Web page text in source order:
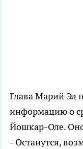
Глава Марий Эл
информацию о
Йошкар-Оле.
- Останутся,